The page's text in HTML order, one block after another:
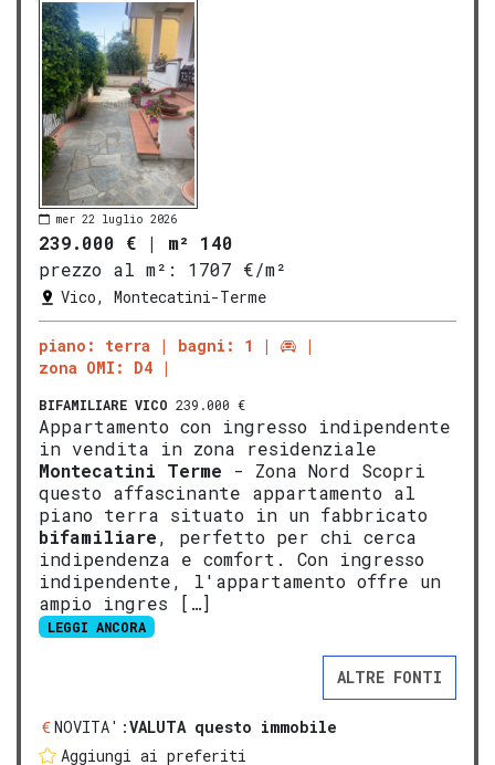
mer 22 luglio 2026
239.000 € | m² 140
prezzo al m²:
1707 €/m²
Vico, Montecatini-Terme
piano: terra
bagni: 1
zona OMI: D4
BIFAMILIARE VICO 239.000 €
Appartamento con ingresso indipendente
in vendita in zona residenziale
Montecatini Terme - Zona Nord Scopri
questo affascinante appartamento al
piano terra situato in un fabbricato
bifamiliare, perfetto per chi cerca
indipendenza e comfort. Con ingresso
indipendente, l'appartamento offre un
ampio ingres […]
LEGGI ANCORA
ALTRE FONTI
NOVITA':VALUTA questo immobile
Aggiungi ai preferiti